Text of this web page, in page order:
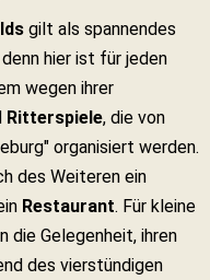
gilt als spannendes
hier ist für jeden
wegen ihrer
Ritterspiele, die von
organisiert werden.
des Weiteren ein
Restaurant. Für kleine
die Gelegenheit, ihren
des vierstündigen